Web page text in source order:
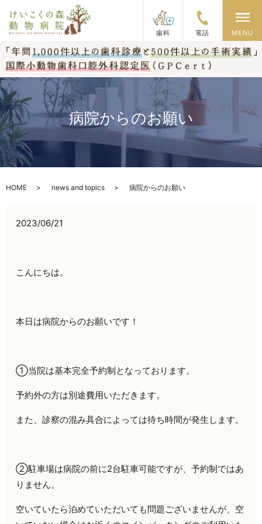
歯科 電話
メ
MENU
病院からのお願い
HOME news and topics 病院からのお願い
2023/06/21
こんにちは。
本日は病院からのお願いです！
①当院は基本完全予約制となっております。
予約外の方は別途費用いただきます。
また、診察の混み具合によっては待ち時間が発生します。
②駐車場は病院の前に2台駐車可能ですが、予約制ではあ
りません。
空いていたら泊めていただいても問題ございませんが、空